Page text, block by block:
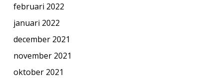
februari 2022
januari 2022
december 2021
november 2021
oktober 2021